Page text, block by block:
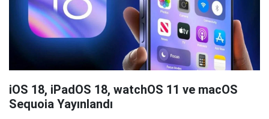
iOS 18, iPadOS 18, watchOS 11 ve macOS
Sequoia Yayınlandı